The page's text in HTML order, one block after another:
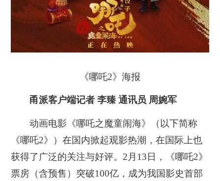
《哪吒2》海报
甬派客户端记者 李臻 通讯员 周婉军
动画电影《哪吒之魔童闹海》（以下简称
《哪吒2》）在国内掀起观影热潮，在国际上也
获得了广泛的关注与好评。2月13日，《哪吒2》
票房（含预售）突破100亿，成为我国影史首部